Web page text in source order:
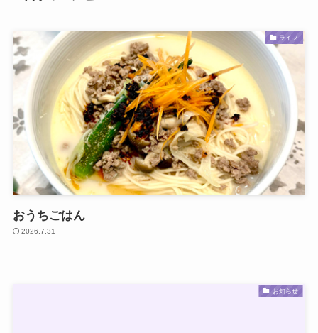
ライフ
おうちごはん
2026.7.31
お知らせ